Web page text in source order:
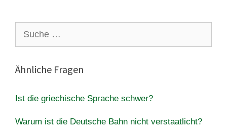
nach:
Ähnliche Fragen
Ist die griechische Sprache schwer?
Warum ist die Deutsche Bahn nicht verstaatlicht?